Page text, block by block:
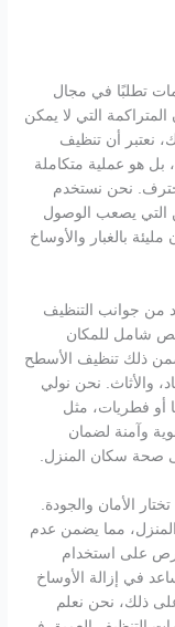
تطلبًا في مجال
التي لا يمكن
نعتبر أن تنظيف
هو عملية متكاملة
نحن نستخدم
التي يصعب الوصول
مليئة بالغبار والأوساخ
من جوانب التنظيف
شامل للمكان
ذلك تنظيف الأسطح
والأثاث. نحن نولي
أو فطريات، مثل
وآمنة لضمان
صحة سكان المنزل.
الأمان والجودة.
مما يضمن عدم
على استخدام
في إزالة الأوساخ
على ذلك، نحن نعلم